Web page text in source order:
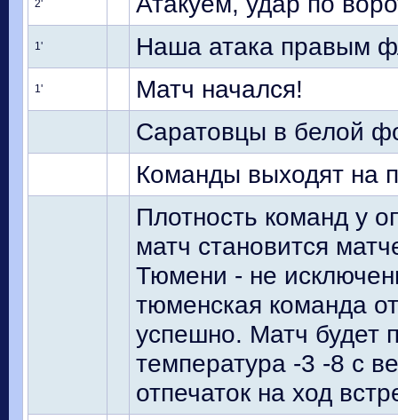
2'
1' Наша атака правым
1'
Матч начался!
Саратовцы в белой
Команды выходят на
Плотность команд у
матч становится
Тюмени - не
тюменская команда
успешно. Матч будет
температура -3 -8 с
отпечаток на ход